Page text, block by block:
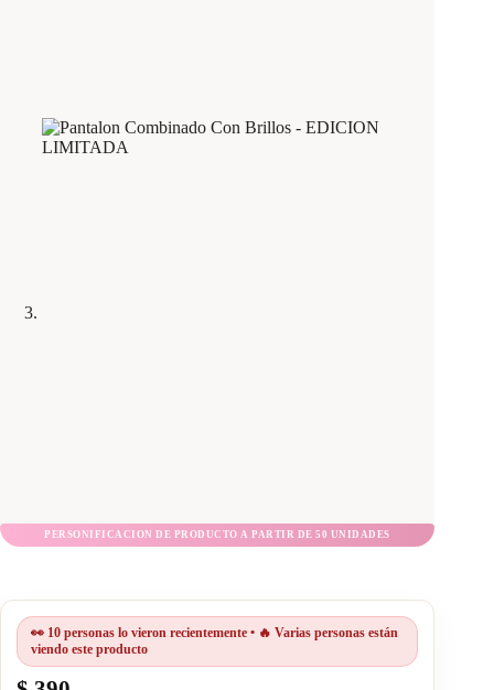
👀 10 personas lo vieron recientemente • 🔥 Varias personas están
viendo este producto